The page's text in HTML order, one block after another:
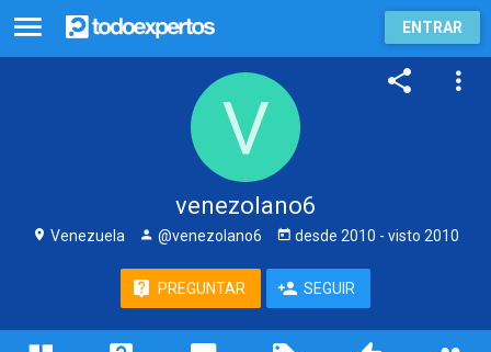
ENTRAR
venezolano6
Venezuela @venezolano6 desde 2010 - visto 2010
PREGUNTAR SEGUIR